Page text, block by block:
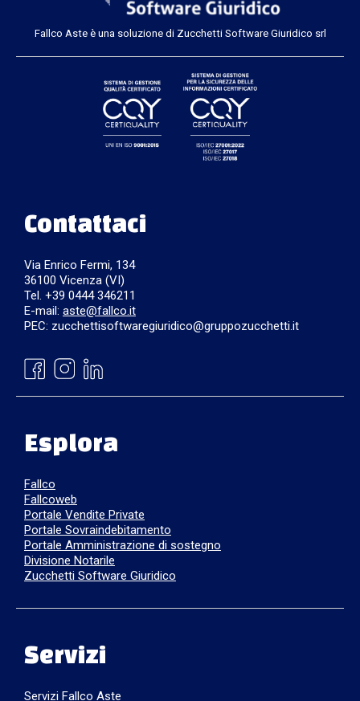
Fallco Aste è una soluzione di Zucchetti Software Giuridico srl
Contattaci
Via Enrico Fermi, 134
36100 Vicenza (VI)
Tel. +39 0444 346211
E-mail: aste@fallco.it
PEC: zucchettisoftwaregiuridico@gruppozucchetti.it
Esplora
Fallco
Fallcoweb
Portale Vendite Private
Portale Sovraindebitamento
Portale Amministrazione di sostegno
Divisione Notarile
Zucchetti Software Giuridico
Servizi
Servizi Fallco Aste